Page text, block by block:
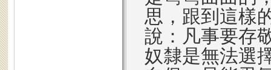
思，跟到這樣
說：凡事要存
奴隸是無法選